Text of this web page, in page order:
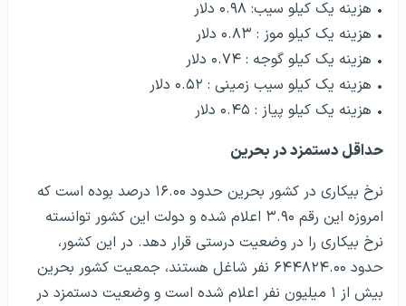
• هزینه یک کیلو سیب: ۰.۹۸ دلار
• هزینه یک کیلو موز : ۰.۸۳ دلار
• هزینه یک کیلو گوجه : ۰.۷۴ دلار
• هزینه یک کیلو سیب زمینی : ۰.۵۲ دلار
• هزینه یک کیلو پیاز : ۰.۴۵ دلار
حداقل دستمزد در بحرین
نرخ بیکاری در کشور بحرین حدود ۱۶.۰۰ درصد بوده است که
امروزه این رقم ۳.۹۰ اعلام شده و دولت این کشور توانسته
نرخ بیکاری را در وضعیت درستی قرار دهد. در این کشور،
حدود ۶۴۴۸۲۴.۰۰ نفر شاغل هستند، جمعیت کشور بحرین
بیش از ۱ میلیون نفر اعلام شده است و وضعیت دستمزد در